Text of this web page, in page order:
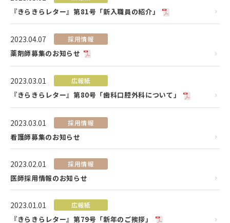
『きらきらレター』第81号「新入職員の紹介」
2023.04.07 採用情報
薬剤師募集のお知らせ
2023.03.01 広報紙
『きらきらレター』第80号「歯科口腔外科について」
2023.03.01 採用情報
看護師募集のお知らせ
2023.02.01 採用情報
医師採用情報のお知らせ
2023.01.01 広報紙
『きらきらレター』第79号「新年のご挨拶」